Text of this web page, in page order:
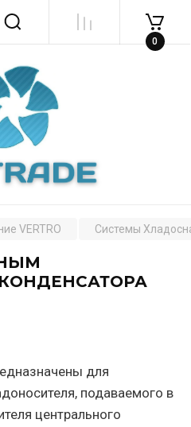
0
VERTRO Системы
для
подаваемого в
центрального